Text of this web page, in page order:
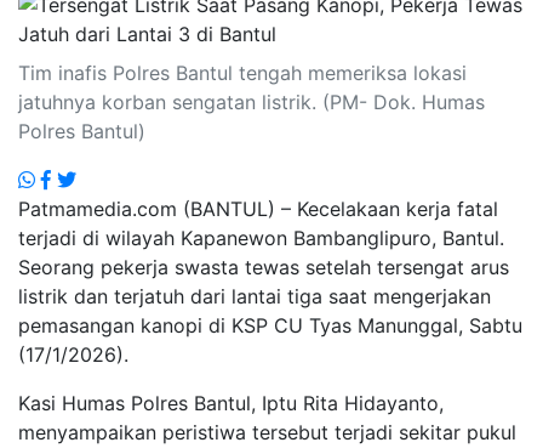
Tim inafis Polres Bantul tengah memeriksa lokasi
jatuhnya korban sengatan listrik. (PM- Dok. Humas
Polres Bantul)
Patmamedia.com (BANTUL) – Kecelakaan kerja fatal
terjadi di wilayah Kapanewon Bambanglipuro, Bantul.
Seorang pekerja swasta tewas setelah tersengat arus
listrik dan terjatuh dari lantai tiga saat mengerjakan
pemasangan kanopi di KSP CU Tyas Manunggal, Sabtu
(17/1/2026).
Kasi Humas Polres Bantul, Iptu Rita Hidayanto,
menyampaikan peristiwa tersebut terjadi sekitar pukul